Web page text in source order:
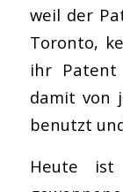
weil der
Toronto,
ihr
damit von
benutzt
Heute ist